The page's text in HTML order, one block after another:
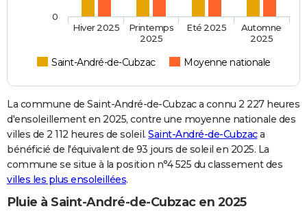
Saint-André-de-Cubzac Moyenne nationale
Hiver 2025
Printemps
2025
Eté 2025
Automne
2025
0
La commune de Saint-André-de-Cubzac a connu 2 227 heures
d'ensoleillement en 2025, contre une moyenne nationale des
villes de 2 112 heures de soleil. Saint-André-de-Cubzaca
bénéficié de l'équivalent de 93 jours de soleil en 2025. La
commune se situe à la position n°4 525 du classement des
villes les plus ensoleillées.
Pluie à Saint-André-de-Cubzac en 2025